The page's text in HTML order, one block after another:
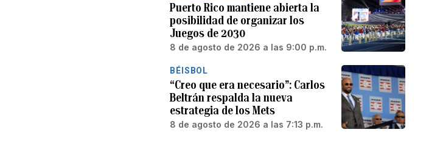
Puerto Rico mantiene abierta la
posibilidad de organizar los
Juegos de 2030
8 de agosto de 2026 a las 9:00 p.m.
BÉISBOL
“Creo que era necesario”: Carlos
Beltrán respalda la nueva
estrategia de los Mets
8 de agosto de 2026 a las 7:13 p.m.